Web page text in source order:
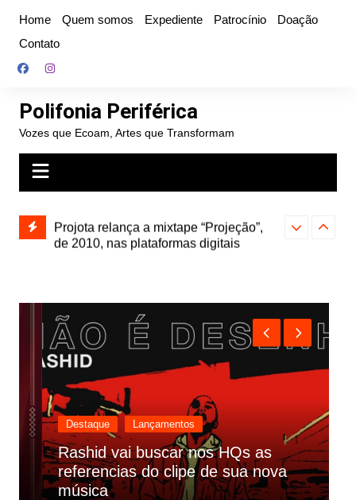
conteúdo
Home Quem somos Expediente Patrocínio
Doação
Contato
Polifonia Periférica
Vozes que Ecoam, Artes que Transformam
e abre
autoral,
Projota relança a mixtape “Projeção”,
de 2010, nas plataformas digitais
Farofa
Destaque Lançamentos
Rashid vai buscar nos HQs as
referencias do clipe de sua nova
música